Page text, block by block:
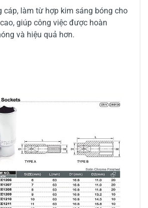
cáp, làm từ hợp kim sáng bóng cho
giúp công việc được hoàn
và hiệu quả hơn.